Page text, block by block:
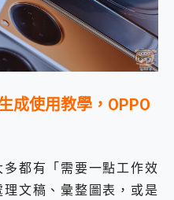
成使用教學，OPPO
都有「需要一點工作效
文稿、彙整圖表，或是